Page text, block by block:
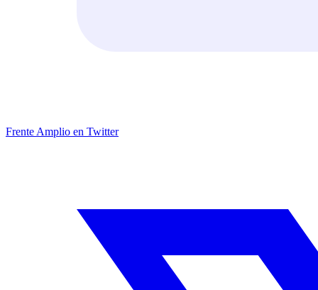
Frente Amplio en Twitter